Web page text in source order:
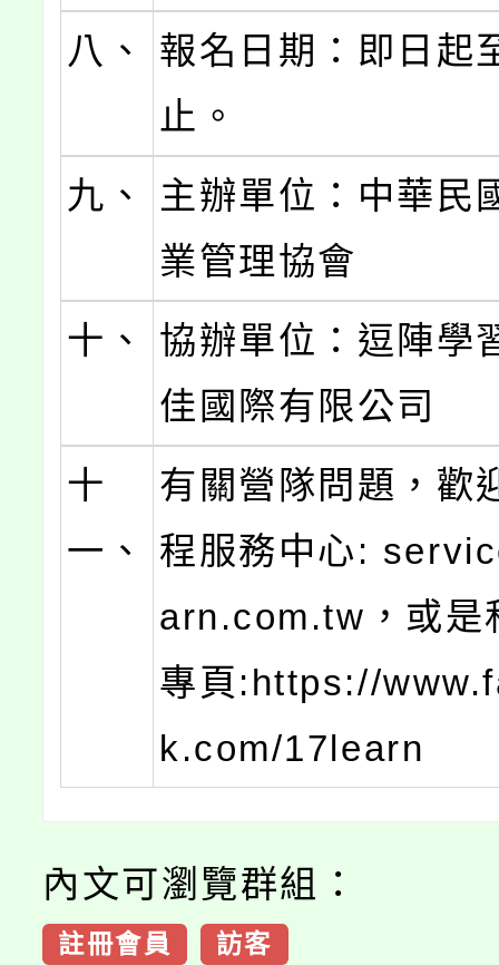
八、
報名日期：即日起
止。
九、
主辦單位：中華民
業管理協會
十、
協辦單位：逗陣學
佳國際有限公司
十
一、
有關營隊問題，歡
程服務中心:
arn.com.tw，或是
專頁:https://
k.com/17learn
內文可瀏覽群組：
註冊會員 訪客